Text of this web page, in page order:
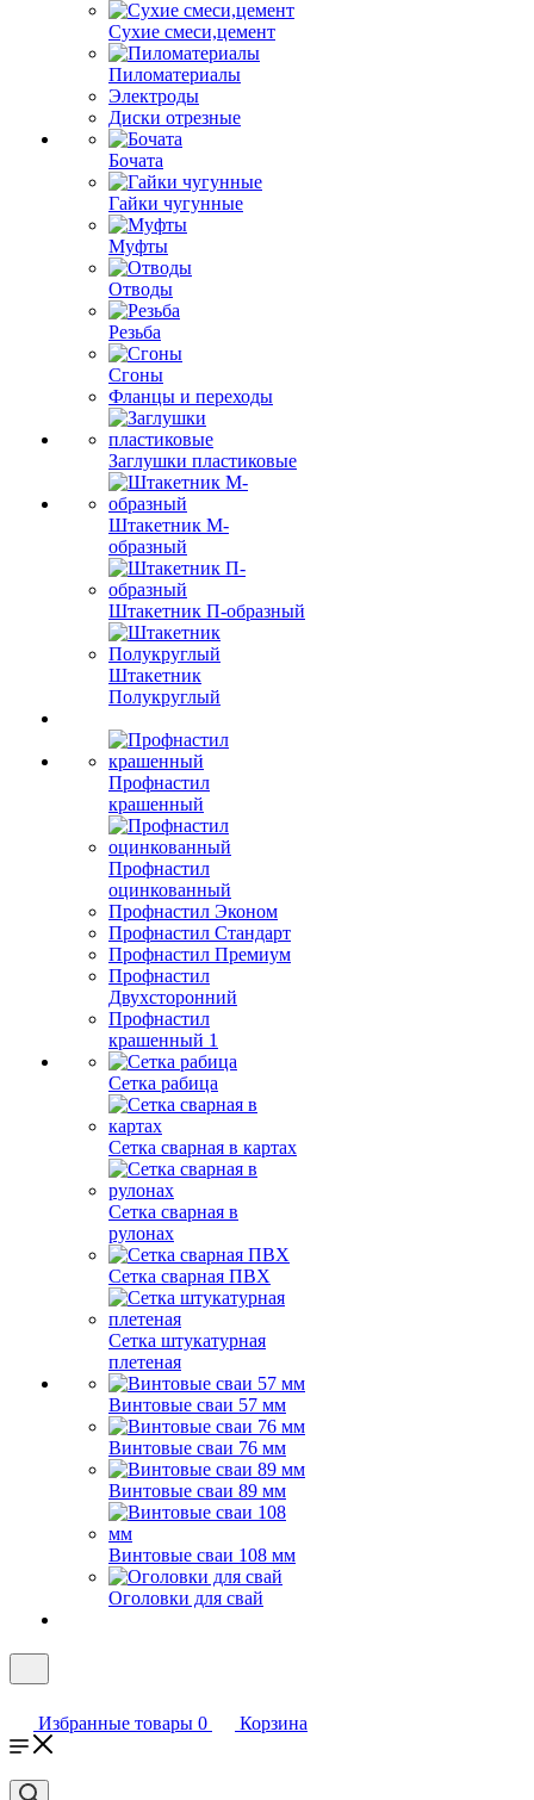
Сухие смеси,цемент
Пиломатериалы
Электроды
Диски отрезные
Бочата
Гайки чугунные
Муфты
Отводы
Резьба
Сгоны
Фланцы и переходы
Заглушки пластиковые
Штакетник М-
образный
Штакетник П-образный
Штакетник
Полукруглый
Профнастил
крашенный
Профнастил
оцинкованный
Профнастил Эконом
Профнастил Стандарт
Профнастил Премиум
Профнастил
Двухсторонний
Профнастил
крашенный 1
Сетка рабица
Сетка сварная в картах
Сетка сварная в
рулонах
Сетка сварная ПВХ
Сетка штукатурная
плетеная
Винтовые сваи 57 мм
Винтовые сваи 76 мм
Винтовые сваи 89 мм
Винтовые сваи 108 мм
Оголовки для свай
Избранные товары 0 Корзина